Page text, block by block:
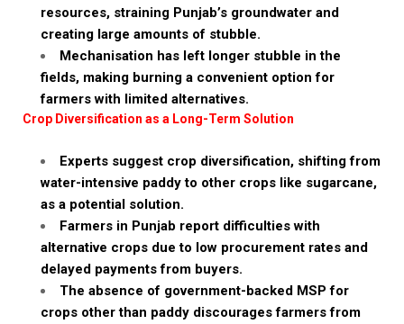
resources, straining Punjab’s groundwater and
creating large amounts of stubble.
Mechanisation has left longer stubble in the
fields, making burning a convenient option for
farmers with limited alternatives.
Crop Diversification as a Long-Term Solution
Experts suggest crop diversification, shifting from
water-intensive paddy to other crops like sugarcane,
as a potential solution.
Farmers in Punjab report difficulties with
alternative crops due to low procurement rates and
delayed payments from buyers.
The absence of government-backed MSP for
crops other than paddy discourages farmers from